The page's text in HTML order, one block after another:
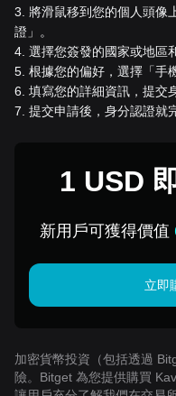
3 將滑鼠移到您的個人頭像
證」。
4 選擇您簽發的國家或地區
5 根據您的偏好，選擇「手
6 填寫您的詳細資訊，提交
7 提交申請後，身分認證就
1 USD
新用戶可獲得價值
立即
加密貨幣投資（包括透過
險。Bitget 為您提供購買